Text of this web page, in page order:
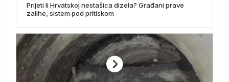
Prijeti li Hrvatskoj nestašica dizela? Građani prave
zalihe, sistem pod pritiskom